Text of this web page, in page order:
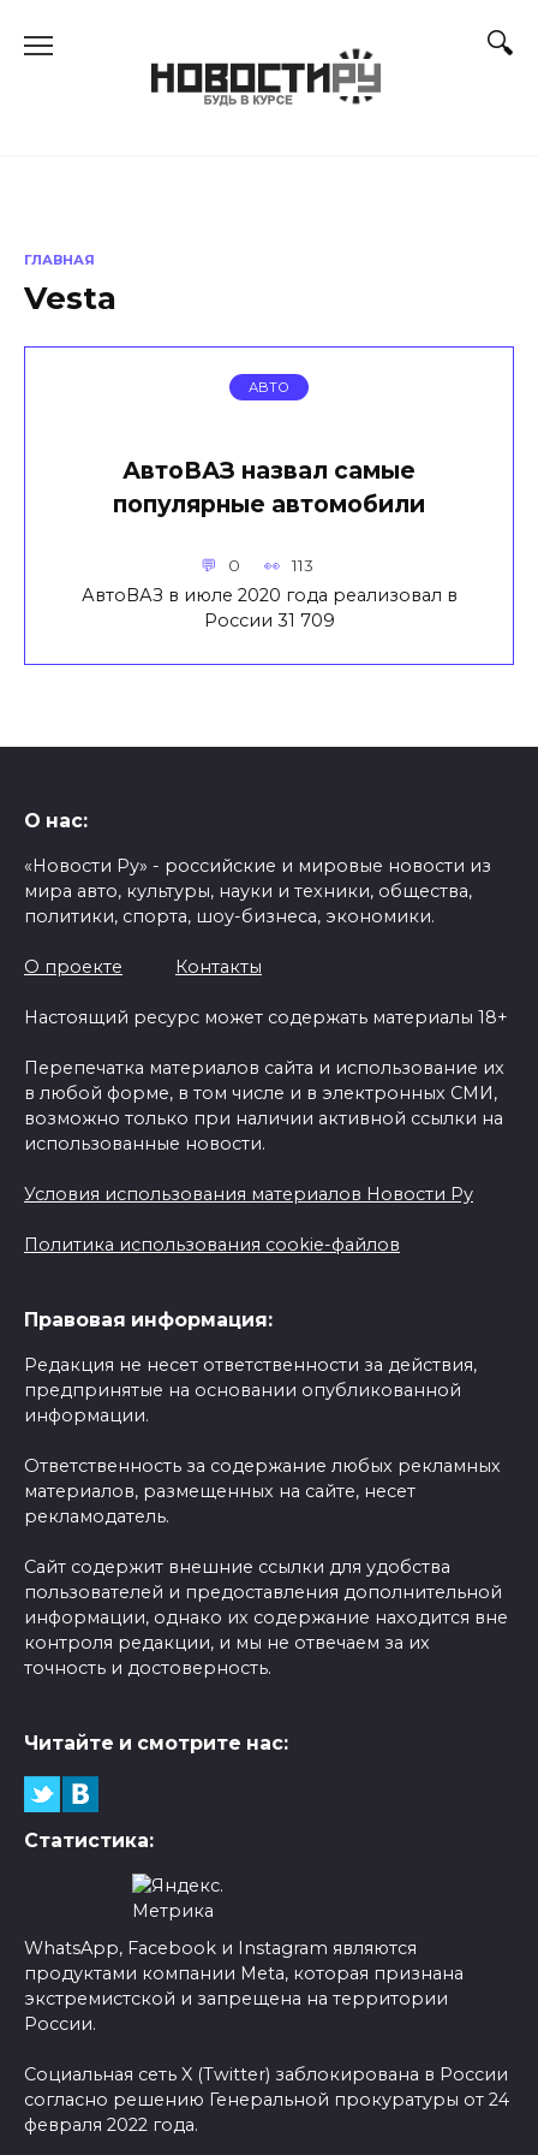
ГЛАВНАЯ
Vesta
АВТО
АвтоВАЗ назвал самые
популярные автомобили
0 113
АвтоВАЗ в июле 2020 года реализовал в
России 31 709
О нас:
«Новости Ру» - российские и мировые новости из
мира авто, культуры, науки и техники, общества,
политики, спорта, шоу-бизнеса, экономики.
О проекте Контакты
Настоящий ресурс может содержать материалы 18+
Перепечатка материалов сайта и использование их
в любой форме, в том числе и в электронных СМИ,
возможно только при наличии активной ссылки на
использованные новости.
Условия использования материалов Новости Ру
Политика использования cookie-файлов
Правовая информация:
Редакция не несет ответственности за действия,
предпринятые на основании опубликованной
информации.
Ответственность за содержание любых рекламных
материалов, размещенных на сайте, несет
рекламодатель.
Сайт содержит внешние ссылки для удобства
пользователей и предоставления дополнительной
информации, однако их содержание находится вне
контроля редакции, и мы не отвечаем за их
точность и достоверность.
Читайте и смотрите нас:
Статистика:
WhatsApp, Facebook и Instagram являются
продуктами компании Meta, которая признана
экстремистской и запрещена на территории
России.
Социальная сеть X (Twitter) заблокирована в России
согласно решению Генеральной прокуратуры от 24
февраля 2022 года.